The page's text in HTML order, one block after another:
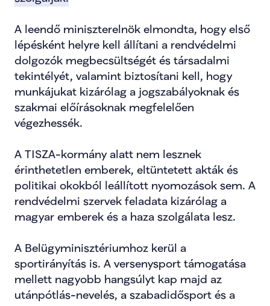
A leendő miniszterelnök elmondta, hogy első
lépésként helyre kell állítani a rendvédelmi
dolgozók megbecsültségét és társadalmi
tekintélyét, valamint biztosítani kell, hogy
munkájukat kizárólag a jogszabályoknak és
szakmai előírásoknak megfelelően
végezhessék.
A TISZA-kormány alatt nem lesznek
érinthetetlen emberek, eltüntetett akták és
politikai okokból leállított nyomozások sem. A
rendvédelmi szervek feladata kizárólag a
magyar emberek és a haza szolgálata lesz.
A Belügyminisztériumhoz kerül a
sportirányítás is. A versenysport támogatása
mellett nagyobb hangsúlyt kap majd az
utánpótlás-nevelés, a szabadidősport és a